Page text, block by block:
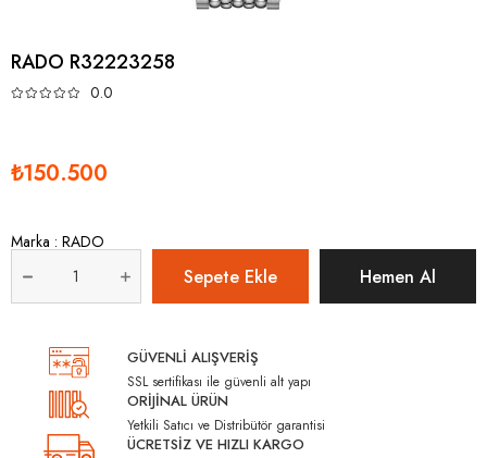
RADO R32223258
0.0
₺150.500
Marka : RADO
GÜVENLİ ALIŞVERİŞ
SSL sertifikası ile güvenli alt yapı
ORİJİNAL ÜRÜN
Yetkili Satıcı ve Distribütör garantisi
ÜCRETSİZ VE HIZLI KARGO